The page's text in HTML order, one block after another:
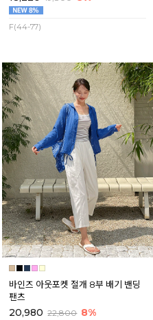
F(44-77)
바인즈 아웃포켓 절개 8부 배기 밴딩
팬츠
20,980 22,800 8%